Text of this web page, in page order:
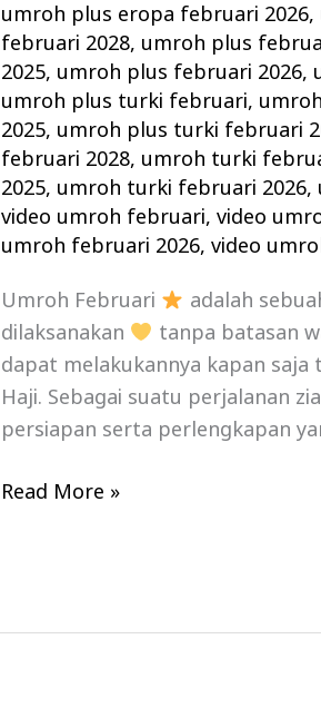
umroh plus eropa februari 2026,
februari 2028, umroh plus
2025, umroh plus februari 2026,
umroh plus turki februari,
2025, umroh plus turki februari
februari 2028, umroh turki
2025, umroh turki februari 2026,
video umroh februari,video
umroh februari 2026,video
Umroh Februari adalah
dilaksanakan
tanpa batasan
dapat melakukannya kapan saja
Haji. Sebagai suatu perjalanan
persiapan serta perlengkapan
Read More »